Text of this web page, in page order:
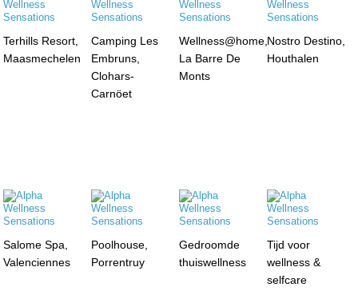
Terhills Resort,
Maasmechelen
Camping Les
Embruns,
Clohars-
Carnöet
Wellness@home,
La Barre De
Monts
Nostro Destino,
Houthalen
Salome Spa,
Valenciennes
Poolhouse,
Porrentruy
Gedroomde
thuiswellness
Tijd voor
wellness &
selfcare